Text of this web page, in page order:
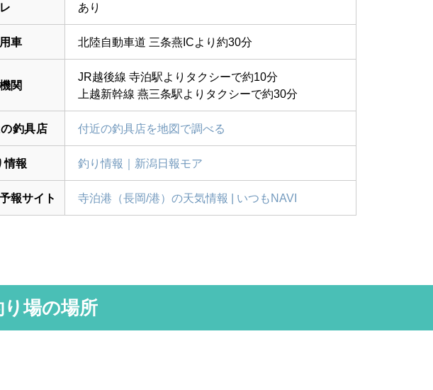
あり
車 北陸自動車道 三条燕ICより約30分
関
JR越後線寺泊駅よりタクシーで約10分
上越新幹線 燕三条駅よりタクシーで約30分
釣具店 付近の釣具店を地図で調べる
情報 釣り情報｜新潟日報モア
報サイト 寺泊港（長岡/港）の天気情報 | いつもNAVI
り場の場所